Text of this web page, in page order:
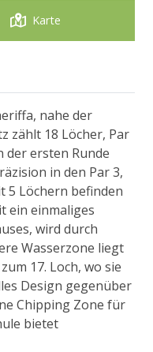
Karte
nahe der
zählt 18 Löcher, Par
der ersten Runde
in den Par 3,
5 Löchern befinden
ein einmaliges
wird durch
Wasserzone liegt
17. Loch, wo sie
Design gegenüber
Chipping Zone für
bietet